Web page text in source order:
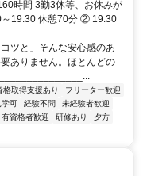
時間 3勤3休等、お休みが
19:30 休憩70分 ② 19:30
ツと」そんな安心感のあ
ありません。ほとんどの
格取得支援あり
フリーター歓迎
学可 経験不問
未経験者歓迎
有資格者歓迎 研修あり
夕方